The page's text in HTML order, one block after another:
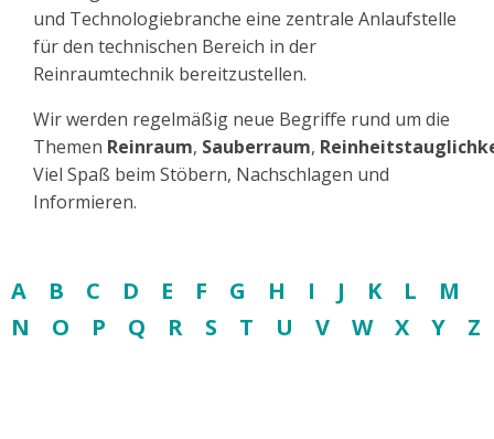
und Technologiebranche eine zentrale Anlaufstelle
für den technischen Bereich in der
Reinraumtechnik bereitzustellen.
Wir werden regelmäßig neue Begriffe rund um die
Themen Reinraum, Sauberraum,
Viel Spaß beim Stöbern, Nachschlagen und
Informieren.
A B C D E F G H I J K L
M
N
O P Q R S T U V W X Y Z